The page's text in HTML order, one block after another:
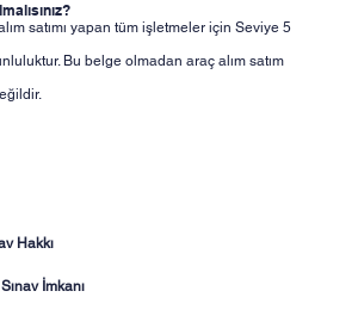
satımı yapan tüm işletmeler için Seviye 5
Bu belge olmadan araç alım satım
Hakkı
İmkanı